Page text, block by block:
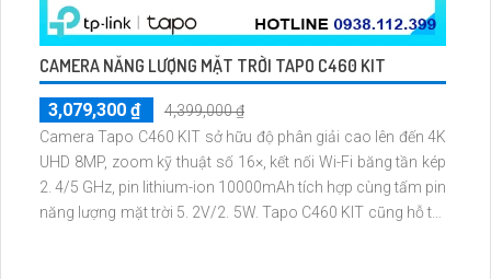
CAMERA NĂNG LƯỢNG MẶT TRỜI TAPO C460 KIT
3,079,300 ₫
4,399,000 ₫
Camera Tapo C460 KIT sở hữu độ phân giải cao lên đến 4K
UHD 8MP, zoom kỹ thuật số 16×, kết nối Wi-Fi băng tần kép
2. 4/5 GHz, pin lithium-ion 10000mAh tích hợp cùng tấm pin
năng lượng mặt trời 5. 2V/2. 5W. Tapo C460 KIT cũng hỗ trợ